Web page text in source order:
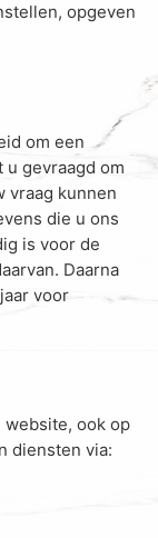
opgeven
om een
gevraagd om
vraag kunnen
die u ons
is voor de
Daarna
voor
website, ook op
diensten via: